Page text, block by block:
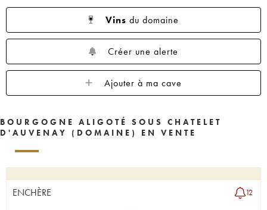
Vins du domaine
Créer une alerte
Ajouter à ma cave
BOURGOGNE ALIGOTÉ SOUS CHATELET
D'AUVENAY (DOMAINE) EN VENTE
ENCHÈRE 12